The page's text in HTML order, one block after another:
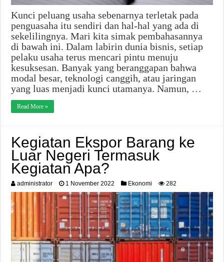
Kunci peluang usaha sebenarnya terletak pada
penguasaha itu sendiri dan hal-hal yang ada di
sekelilingnya. Mari kita simak pembahasannya
di bawah ini. Dalam labirin dunia bisnis, setiap
pelaku usaha terus mencari pintu menuju
kesuksesan. Banyak yang beranggapan bahwa
modal besar, teknologi canggih, atau jaringan
yang luas menjadi kunci utamanya. Namun, …
Read More »
Kegiatan Ekspor Barang ke
Luar Negeri Termasuk
Kegiatan Apa?
administrator 1 November 2022 Ekonomi 282